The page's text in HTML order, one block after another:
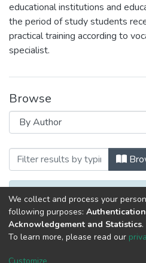
educational institutions and
the period of study students
practical training according to
specialist.
Browse
Browsing
No items to show.
DSpace software copyright
Cookie
We collect and process your
following purposes:
Acknowledgement and Statistics.
To learn more, please read our